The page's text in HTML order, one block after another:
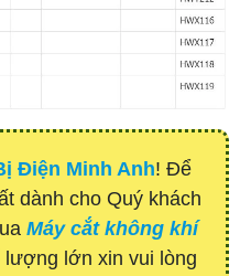
Điện Minh Anh! Để
dành cho Quý khách
Máy cắt không khí
lớn xin vui lòng